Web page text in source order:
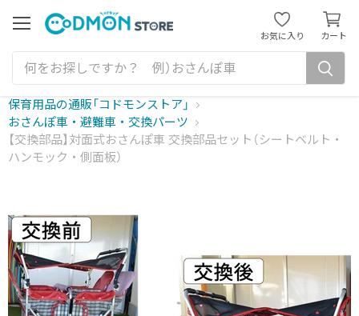
ュ
ー
お気に入り カート
カ
ー
ト
見
保育用品の通販「コドモンストア」
おさんぽ車・避難車・交換パーツ
【交換部品】対面式おさんぽ車 交換部品セット（シートベルト・
ハンモック・側面板）